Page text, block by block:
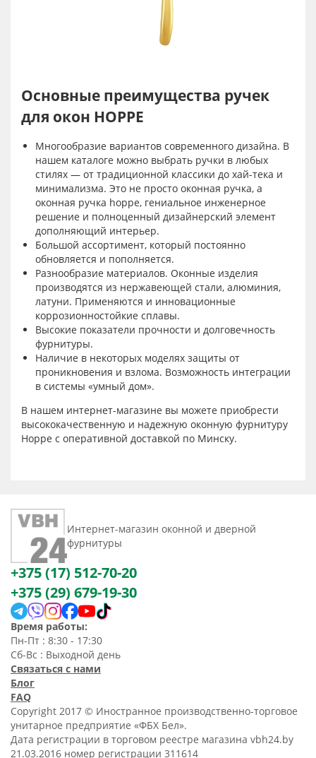
Основные преимущества ручек
для окон HOPPE
Многообразие вариантов современного дизайна. В
нашем каталоге можно выбрать ручки в любых
стилях — от традиционной классики до хай-тека и
минимализма. Это не просто оконная ручка, а
оконная ручка hoppe, гениальное инженерное
решение и полноценный дизайнерский элемент
дополняющий интерьер.
Большой ассортимент, который постоянно
обновляется и пополняется.
Разнообразие материалов. Оконные изделия
производятся из нержавеющей стали, алюминия,
латуни. Применяются и инновационные
коррозионностойкие сплавы.
Высокие показатели прочности и долговечность
фурнитуры.
Наличие в некоторых моделях защиты от
проникновения и взлома. Возможность интеграции
в системы «умный дом».
В нашем интернет-магазине вы можете приобрести
высококачественную и надежную оконную фурнитуру
Hoppe с оперативной доставкой по Минску.
Интернет-магазин оконной и дверной
фурнитуры
+375 (17) 512-70-20
+375 (29) 679-19-30
Время работы:
Пн-Пт : 8:30 - 17:30
Сб-Вс : Выходной день
Связаться с нами
Блог
FAQ
Copyright 2017 © Иностранное производственно-торговое
унитарное предприятие «ФБХ Бел».
Дата регистрации в торговом реестре магазина vbh24.by
21.03.2016 номер регистрации 311614